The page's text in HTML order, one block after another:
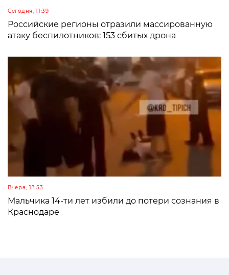
Сегодня, 11:39
Российские регионы отразили массированную
атаку беспилотников: 153 сбитых дрона
Вчера, 13:53
Мальчика 14-ти лет избили до потери сознания в
Краснодаре